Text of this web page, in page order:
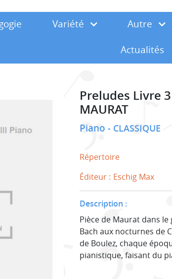
Variété Autre
Actualités
Preludes Livre
MAURAT
Piano CLASSIQUE
Répertoire
Éditeur : Eschig Max
Description :
Pièce de Maurat dans
Bach aux nocturnes de
de Boulez, chaque
pianistique, faisant du